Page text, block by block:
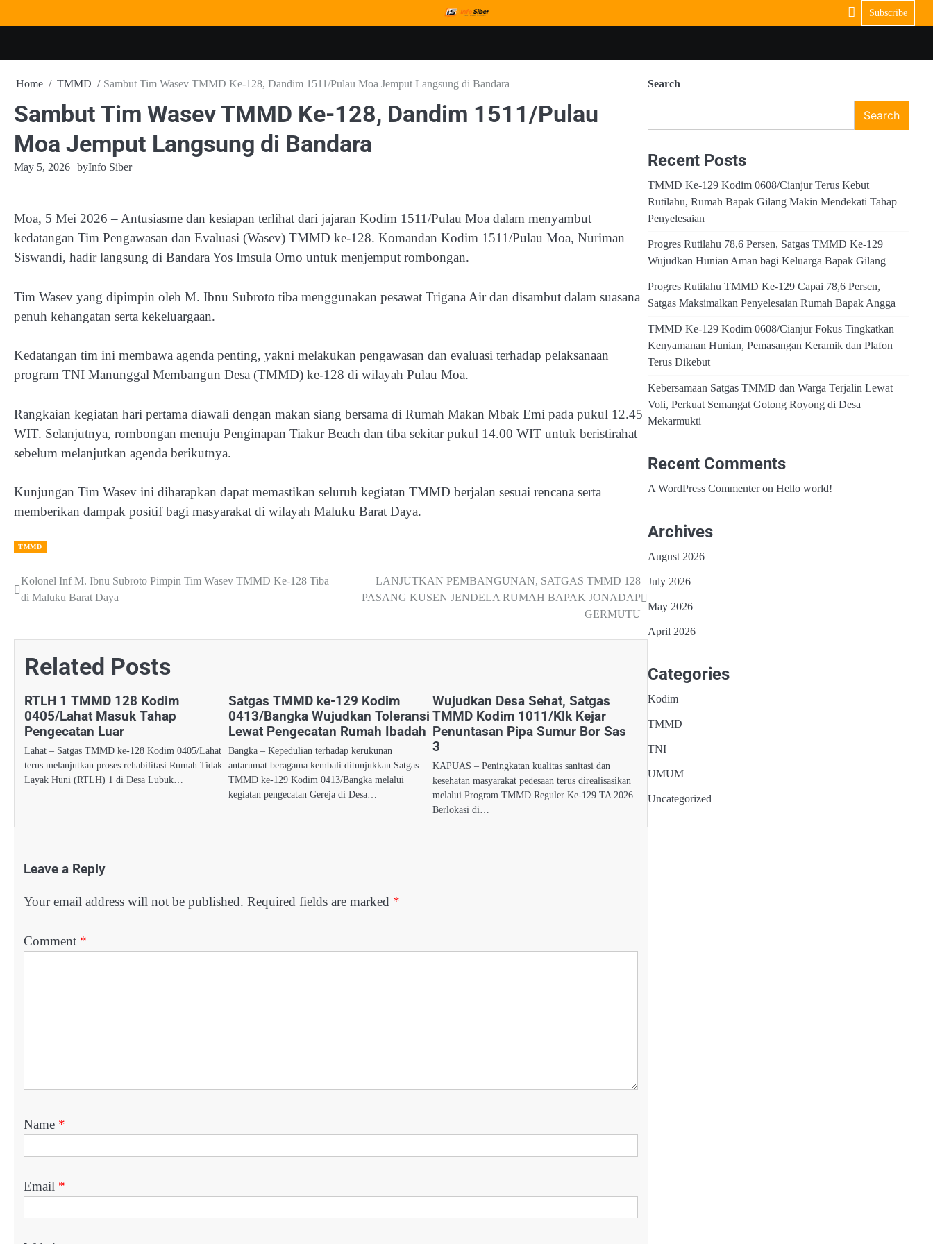
to
Subscribe
Home TMMD Sambut Tim Wasev TMMD Ke-128, Dandim 1511/Pulau Moa Jemput Langsung di Bandara
Sambut Tim Wasev TMMD Ke-128, Dandim 1511/Pulau
Moa Jemput Langsung di Bandara
May 5, 2026 byInfo Siber
Moa, 5 Mei 2026 – Antusiasme dan kesiapan terlihat dari jajaran Kodim 1511/Pulau Moa dalam menyambut
kedatangan Tim Pengawasan dan Evaluasi (Wasev) TMMD ke-128. Komandan Kodim 1511/Pulau Moa, Nuriman
Siswandi, hadir langsung di Bandara Yos Imsula Orno untuk menjemput rombongan.
Tim Wasev yang dipimpin oleh M. Ibnu Subroto tiba menggunakan pesawat Trigana Air dan disambut dalam suasana
penuh kehangatan serta kekeluargaan.
Kedatangan tim ini membawa agenda penting, yakni melakukan pengawasan dan evaluasi terhadap pelaksanaan
program TNI Manunggal Membangun Desa (TMMD) ke-128 di wilayah Pulau Moa.
Rangkaian kegiatan hari pertama diawali dengan makan siang bersama di Rumah Makan Mbak Emi pada pukul 12.45
WIT. Selanjutnya, rombongan menuju Penginapan Tiakur Beach dan tiba sekitar pukul 14.00 WIT untuk beristirahat
sebelum melanjutkan agenda berikutnya.
Kunjungan Tim Wasev ini diharapkan dapat memastikan seluruh kegiatan TMMD berjalan sesuai rencana serta
memberikan dampak positif bagi masyarakat di wilayah Maluku Barat Daya.
TMMD
Post
Kolonel Inf M. Ibnu Subroto Pimpin Tim Wasev TMMD Ke-128 Tiba
di Maluku Barat Daya
LANJUTKAN PEMBANGUNAN, SATGAS TMMD 128
PASANG KUSEN JENDELA RUMAH BAPAK JONADAP
GERMUTU
Related Posts
RTLH 1 TMMD 128 Kodim
0405/Lahat Masuk Tahap
Pengecatan Luar
Lahat – Satgas TMMD ke-128 Kodim 0405/Lahat
terus melanjutkan proses rehabilitasi Rumah Tidak
Layak Huni (RTLH) 1 di Desa Lubuk…
Satgas TMMD ke-129 Kodim
0413/Bangka Wujudkan Toleransi
Lewat Pengecatan Rumah Ibadah
Bangka – Kepedulian terhadap kerukunan
antarumat beragama kembali ditunjukkan Satgas
TMMD ke-129 Kodim 0413/Bangka melalui
kegiatan pengecatan Gereja di Desa…
Wujudkan Desa Sehat, Satgas
TMMD Kodim 1011/Klk Kejar
Penuntasan Pipa Sumur Bor Sas
3
KAPUAS – Peningkatan kualitas sanitasi dan
kesehatan masyarakat pedesaan terus direalisasikan
melalui Program TMMD Reguler Ke-129 TA 2026.
Berlokasi di…
Leave a Reply
Your email address will not be published. Required fields are marked *
Comment *
Name *
Email *
Search
Search
Recent Posts
TMMD Ke-129 Kodim 0608/Cianjur Terus Kebut
Rutilahu, Rumah Bapak Gilang Makin Mendekati Tahap
Penyelesaian
Progres Rutilahu 78,6 Persen, Satgas TMMD Ke-129
Wujudkan Hunian Aman bagi Keluarga Bapak Gilang
Progres Rutilahu TMMD Ke-129 Capai 78,6 Persen,
Satgas Maksimalkan Penyelesaian Rumah Bapak Angga
TMMD Ke-129 Kodim 0608/Cianjur Fokus Tingkatkan
Kenyamanan Hunian, Pemasangan Keramik dan Plafon
Terus Dikebut
Kebersamaan Satgas TMMD dan Warga Terjalin Lewat
Voli, Perkuat Semangat Gotong Royong di Desa
Mekarmukti
Recent Comments
A WordPress Commenteron Hello world!
Archives
August 2026
July 2026
May 2026
April 2026
Categories
Kodim
TMMD
TNI
UMUM
Uncategorized